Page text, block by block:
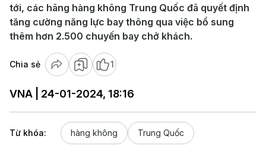
tới, các hãng hàng không Trung Quốc đã quyết định
tăng cường năng lực bay thông qua việc bổ sung
thêm hơn 2.500 chuyến bay chở khách.
Chia sẻ 1
VNA | 24-01-2024, 18:16
Từ khóa: hàng không Trung Quốc